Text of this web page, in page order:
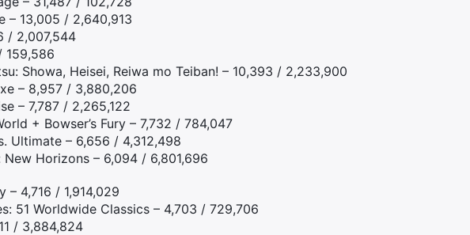
– 13,005 / 2,640,913
/ 2,007,544
159,586
Showa, Heisei, Reiwa mo Teiban! – 10,393 / 2,233,900
– 8,957 / 3,880,206
– 7,787 / 2,265,122
+ Bowser’s Fury – 7,732 / 784,047
Ultimate – 6,656 / 4,312,498
Horizons – 6,094 / 6,801,696
– 4,716 / 1,914,029
51 Worldwide Classics – 4,703 / 729,706
/ 3,884,824